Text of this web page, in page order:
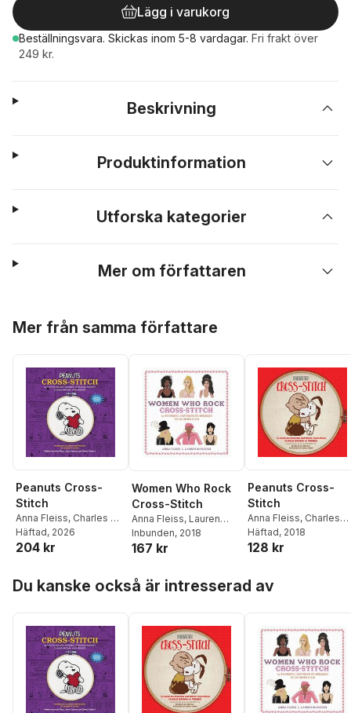
Lägg i varukorg
Beställningsvara. Skickas inom 5-8 vardagar. Fri frakt över
249 kr.
Beskrivning
Produktinformation
Utforska kategorier
Mer om författaren
Mer från samma författare
Peanuts Cross-
Stitch
Anna Fleiss, Charles M
Schulz, Dennis
Caetano
Häftad, 2026
204 kr
Women Who Rock
Cross-Stitch
Anna Fleiss, Lauren
Mancuso
Inbunden, 2018
167 kr
Peanuts Cross-
Stitch
Anna Fleiss, Charles
Schulz
Häftad, 2018
128 kr
Du kanske också är intresserad av